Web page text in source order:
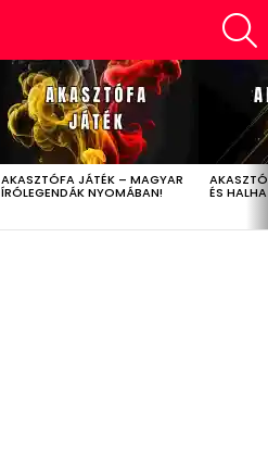
AKASZTÓFA JÁTÉK – MAGYAR
ÍRÓLEGENDÁK NYOMÁBAN! ÉS